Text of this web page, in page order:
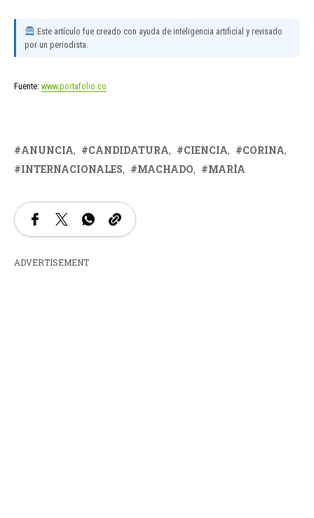
Este artículo fue creado con ayuda de inteligencia artificial y revisado
por un periodista.
Fuente: www.portafolio.co
ANUNCIA CANDIDATURA CIENCIA
CORINA
INTERNACIONALES
MACHADO MARÍA
ADVERTISEMENT